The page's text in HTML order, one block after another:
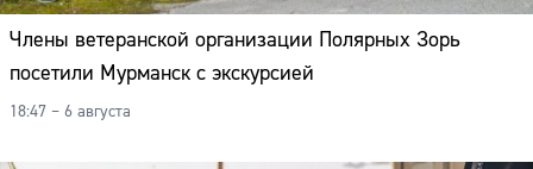
Члены ветеранской организации Полярных Зорь
посетили Мурманск с экскурсией
18:47 – 6 августа